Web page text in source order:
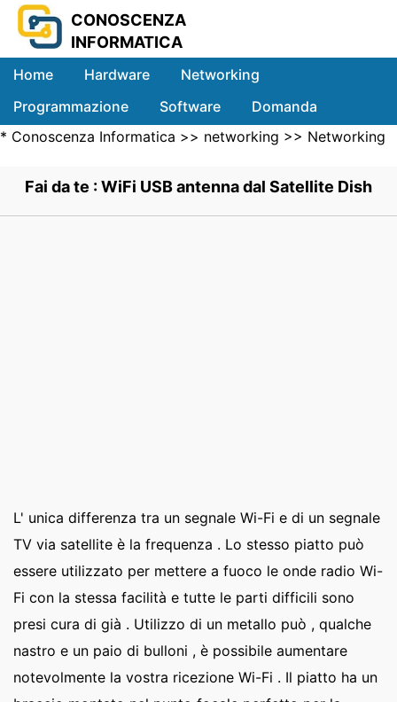
CONOSCENZA
INFORMATICA
Home Hardware
Networking
Programmazione
Software
Domanda
Sistemi
* Conoscenza Informatica >> networking >> Networking
Fai da te : WiFi USB antenna dal Satellite Dish
L' unica differenza tra un segnale Wi-Fi e di un segnale
TV via satellite è la frequenza . Lo stesso piatto può
essere utilizzato per mettere a fuoco le onde radio Wi-
Fi con la stessa facilità e tutte le parti difficili sono
presi cura di già . Utilizzo di un metallo può , qualche
nastro e un paio di bulloni , è possibile aumentare
notevolmente la vostra ricezione Wi-Fi . Il piatto ha un